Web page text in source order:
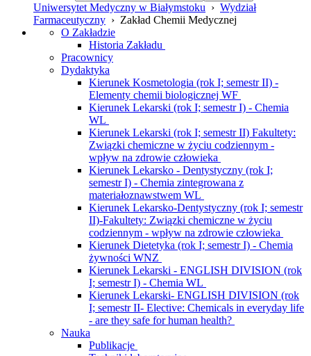
Uniwersytet Medyczny w Białymstoku › Wydział
Farmaceutyczny › Zakład Chemii Medycznej
O Zakładzie
Historia Zakładu
Pracownicy
Dydaktyka
Kierunek Kosmetologia (rok I; semestr II) -
Elementy chemii biologicznej WF
Kierunek Lekarski (rok I; semestr I) - Chemia
WL
Kierunek Lekarski (rok I; semestr II) Fakultety:
Związki chemiczne w życiu codziennym -
wpływ na zdrowie człowieka
Kierunek Lekarsko - Dentystyczny (rok I;
semestr I) - Chemia zintegrowana z
materiałoznawstwem WL
Kierunek Lekarsko-Dentystyczny (rok I; semestr
II)-Fakultety: Związki chemiczne w życiu
codziennym - wpływ na zdrowie człowieka
Kierunek Dietetyka (rok I; semestr I) - Chemia
żywności WNZ
Kierunek Lekarski - ENGLISH DIVISION (rok
I; semestr I) - Chemia WL
Kierunek Lekarski- ENGLISH DIVISION (rok
I; semestr II- Elective: Chemicals in everyday life
- are they safe for human health?
Nauka
Publikacje